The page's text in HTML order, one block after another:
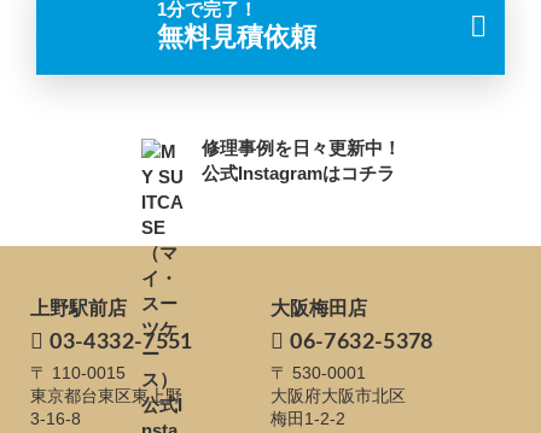
1分で完了！
無料見積依頼
修理事例を日々更新中！
公式Instagramはコチラ
上野駅前店
03-4332-7551
〒 110-0015
東京都台東区東上野
3-16-8
大阪梅田店
06-7632-5378
〒 530-0001
大阪府大阪市北区
梅田1-2-2